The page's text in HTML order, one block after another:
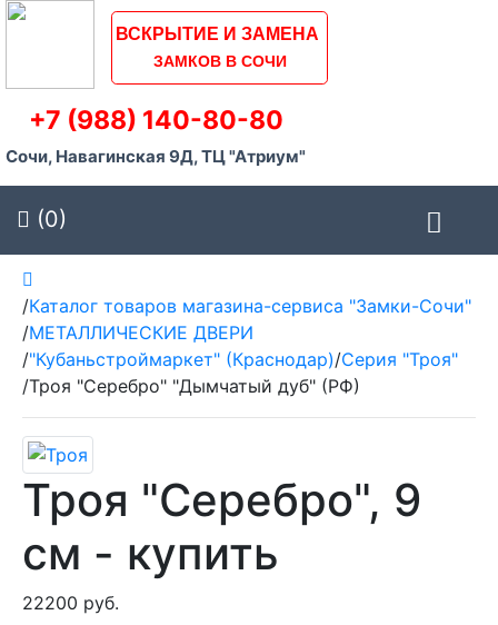
ВСКРЫТИЕ И ЗАМЕНА
ЗАМКОВ В СОЧИ
+7 (988) 140-80-80
Сочи, Навагинская 9Д, ТЦ "Атриум"
(0)
/Каталог товаров магазина-сервиса "Замки-Сочи"
/МЕТАЛЛИЧЕСКИЕ ДВЕРИ
/"Кубаньстроймаркет" (Краснодар)/Серия "Троя"
/Троя "Серебро" "Дымчатый дуб" (РФ)
Троя "Серебро", 9
см - купить
22200 руб.